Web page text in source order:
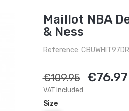
Maillot NBA
& Ness
Reference:
€109.95 €76.97
VAT included
Size